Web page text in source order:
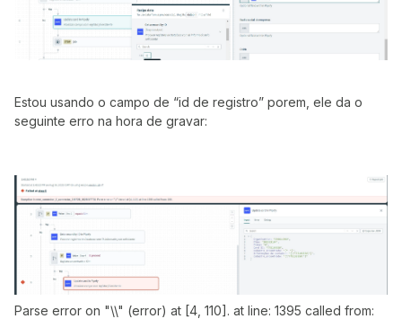
Estou usando o campo de “id de registro” porem, ele da o
seguinte erro na hora de gravar:
Parse error on "\\" (error) at [4, 110]. at line: 1395 called from: